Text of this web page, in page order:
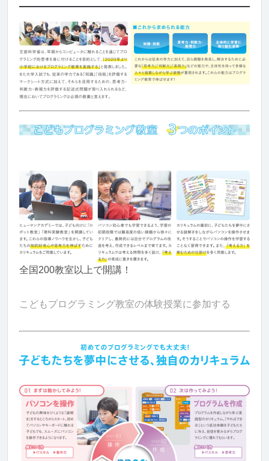
全国200教室以上で開講！
こどもプログラミング教室の体験授業に参加する